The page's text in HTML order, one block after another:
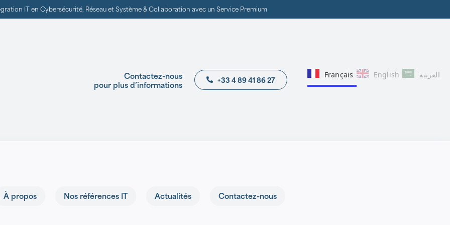
IT en Cybersécurité, Réseau et Système & Collaboration avec un Service Premium
Contactez-nous
pour plus d’informations +33 4 89 41 86 27 Français English العربية‏
À propos Nos références IT Actualités Contactez-nous